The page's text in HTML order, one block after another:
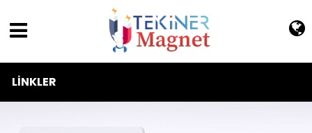
LINKLER